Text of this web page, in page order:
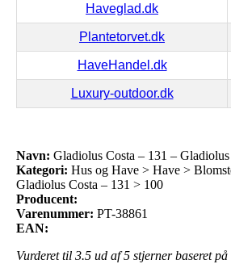
Haveglad.dk
Plantetorvet.dk
HaveHandel.dk
Luxury-outdoor.dk
Navn: Gladiolus Costa – 131 – Gladiolus
Kategori: Hus og Have > Have >
Gladiolus Costa – 131 > 100
Producent:
Varenummer: PT-38861
EAN:
Vurderet til 3.5 ud af 5 stjerner baseret på